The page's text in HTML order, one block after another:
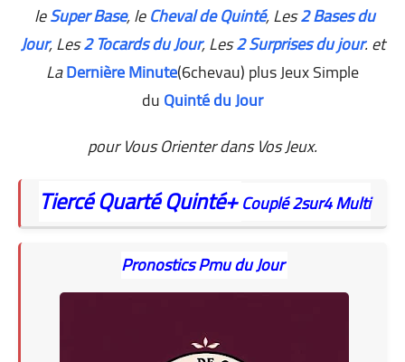
leSuper Base, leCheval de Quinté, Les2 Bases du
Jour,Les2 Tocards du Jour, Les2 Surprises du jour. et
LaDernière Minute(6chevau) plus Jeux Simple
duQuinté du Jour
pour Vous Orienter dans Vos Jeux.
TiercéQuartéQuinté+Couplé2sur4Multi
Pronostics Pmu du Jour